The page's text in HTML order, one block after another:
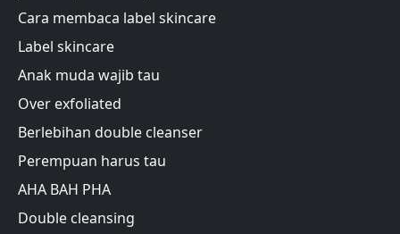
Cara membaca label skincare
Label skincare
Anak muda wajib tau
Over exfoliated
Berlebihan double cleanser
Perempuan harus tau
AHA BAH PHA
Double cleansing